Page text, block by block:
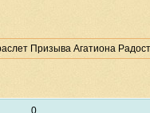
Призыва Агатиона
0